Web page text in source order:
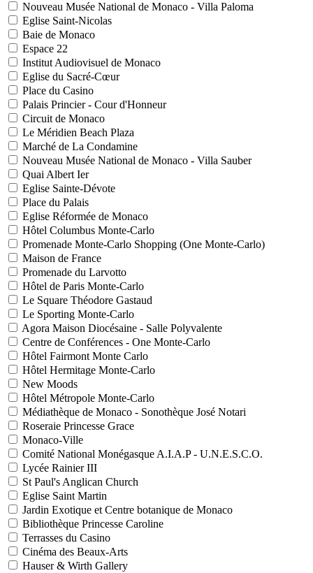
Nouveau Musée National de Monaco - Villa Paloma
Eglise Saint-Nicolas
Baie de Monaco
Espace 22
Institut Audiovisuel de Monaco
Eglise du Sacré-Cœur
Place du Casino
Palais Princier - Cour d'Honneur
Circuit de Monaco
Le Méridien Beach Plaza
Marché de La Condamine
Nouveau Musée National de Monaco - Villa Sauber
Quai Albert Ier
Eglise Sainte-Dévote
Place du Palais
Eglise Réformée de Monaco
Hôtel Columbus Monte-Carlo
Promenade Monte-Carlo Shopping (One Monte-Carlo)
Maison de France
Promenade du Larvotto
Hôtel de Paris Monte-Carlo
Le Square Théodore Gastaud
Le Sporting Monte-Carlo
Agora Maison Diocésaine - Salle Polyvalente
Centre de Conférences - One Monte-Carlo
Hôtel Fairmont Monte Carlo
Hôtel Hermitage Monte-Carlo
New Moods
Hôtel Métropole Monte-Carlo
Médiathèque de Monaco - Sonothèque José Notari
Roseraie Princesse Grace
Monaco-Ville
Comité National Monégasque A.I.A.P - U.N.E.S.C.O.
Lycée Rainier III
St Paul's Anglican Church
Eglise Saint Martin
Jardin Exotique et Centre botanique de Monaco
Bibliothèque Princesse Caroline
Terrasses du Casino
Cinéma des Beaux-Arts
Hauser & Wirth Gallery